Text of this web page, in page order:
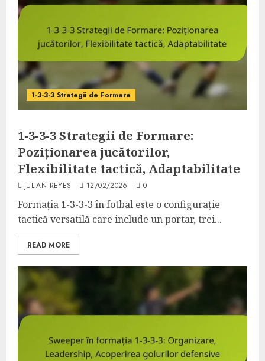
1-3-3-3 Strategii de Formare
1-3-3-3 Strategii de Formare:
Poziționarea jucătorilor,
Flexibilitate tactică, Adaptabilitate
JULIAN REYES 12/02/2026 0
Formația 1-3-3-3 în fotbal este o configurație
tactică versatilă care include un portar, trei...
READ MORE